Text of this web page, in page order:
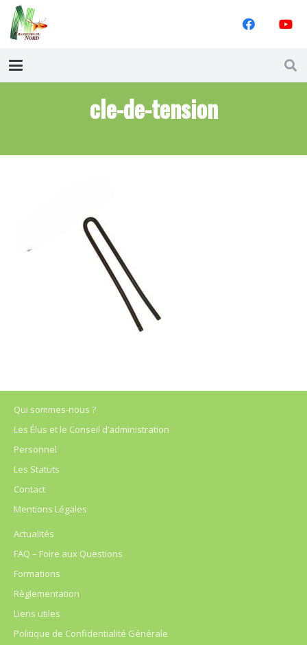
cle-de-tension
Qui sommes-nous ?
Les Élus et le Conseil d’administration
Personnel
Les Statuts
Contact
Mentions Légales
Actualités
FAQ – Foire aux Questions
Formations
Règlementation
Liens utiles
Politique de Confidentialité Générale